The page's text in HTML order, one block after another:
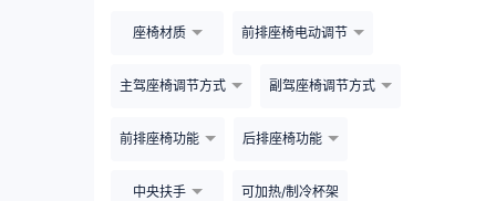
座椅材质 前排座椅电动调节
主驾座椅调节方式 副驾座椅调节方式
前排座椅功能 后排座椅功能
中央扶手 可加热/制冷杯架